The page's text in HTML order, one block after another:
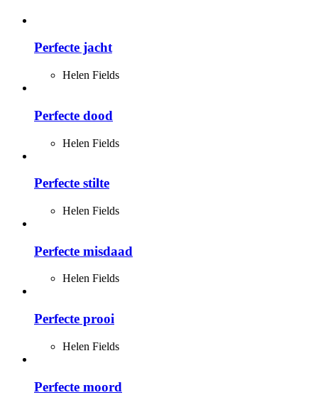
Perfecte jacht
Helen Fields
Perfecte dood
Helen Fields
Perfecte stilte
Helen Fields
Perfecte misdaad
Helen Fields
Perfecte prooi
Helen Fields
Perfecte moord